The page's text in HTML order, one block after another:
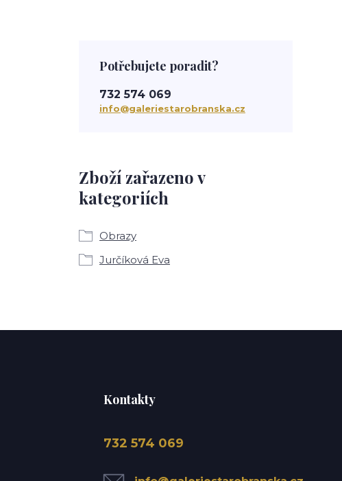
Zboží zařazeno v
kategoriích
Obrazy
Jurčíková Eva
Potřebujete poradit?
732 574 069
info@galeriestarobranska.cz
Kontakty
732 574 069